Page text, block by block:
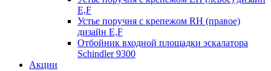
E,F
Устье поручня с крепежом RH (правое)
дизайн E,F
Отбойник входной площадки эскалатора
Schindler 9300
Акции